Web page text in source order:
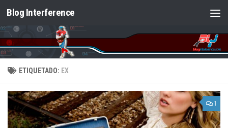
Saltar al contenido
Blog Interference
ETIQUETADO: EX
1